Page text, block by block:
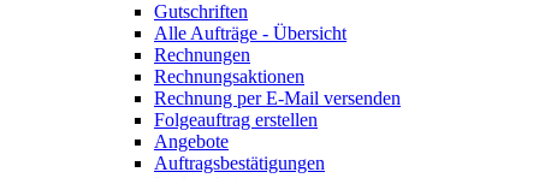
Gutschriften
Alle Aufträge - Übersicht
Rechnungen
Rechnungsaktionen
Rechnung per E-Mail versenden
Folgeauftrag erstellen
Angebote
Auftragsbestätigungen